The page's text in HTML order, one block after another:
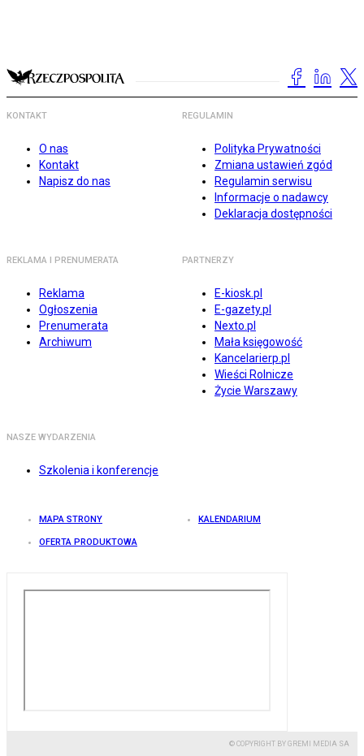
KONTAKT
O nas
Kontakt
Napisz do nas
REGULAMIN
Polityka Prywatności
Zmiana ustawień zgód
Regulamin serwisu
Informacje o nadawcy
Deklaracja dostępności
REKLAMA I PRENUMERATA
Reklama
Ogłoszenia
Prenumerata
Archiwum
PARTNERZY
E-kiosk.pl
E-gazety.pl
Nexto.pl
Mała księgowość
Kancelarierp.pl
Wieści Rolnicze
Życie Warszawy
NASZE WYDARZENIA
Szkolenia i konferencje
MAPA STRONY KALENDARIUM
OFERTA PRODUKTOWA
© COPYRIGHT BY GREMI MEDIA SA